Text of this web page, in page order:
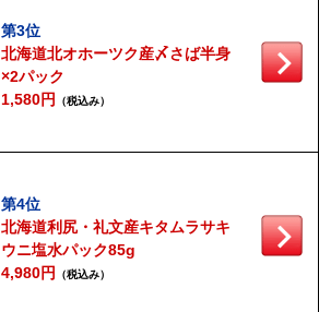
第3位
北海道北オホーツク産〆さば半身
×2パック
1,580円 （税込み）
第4位
北海道利尻・礼文産キタムラサキ
ウニ塩水パック85g
4,980円 （税込み）